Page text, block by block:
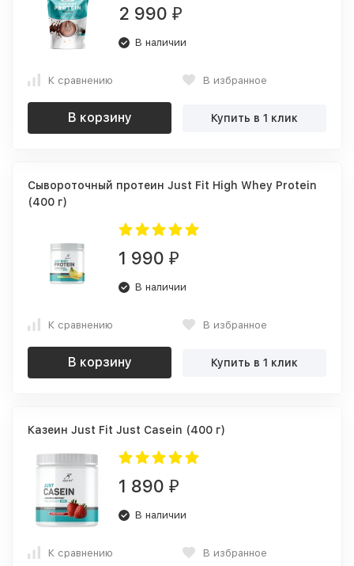
2 990 ₽
В наличии
К сравнению В избранное
В корзину Купить в 1 клик
Сывороточный протеин Just Fit High Whey Protein
(400 г)
1 990 ₽
В наличии
К сравнению В избранное
В корзину Купить в 1 клик
Казеин Just Fit Just Casein (400 г)
1 890 ₽
В наличии
К сравнению В избранное